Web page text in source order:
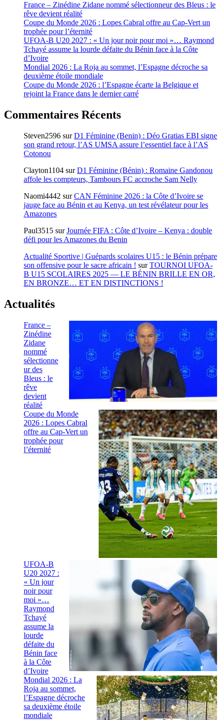
France – Zinédine Zidane nommé sélectionneur des Bleus : le
rêve devient réalité
Coupe du Monde 2026 : Lopes Cabral offre au Cap-Vert un
trophée pour l’éternité
UFOA-B U20 2027 : « Un jour noir pour moi »… Raymond
Tchayé assume la lourde défaite du Bénin face à la Côte
d’Ivoire
Mondial 2026 : La Roja au sommet, l’Espagne décroche sa
deuxième étoile mondiale
Coupe du Monde 2026 : l’Espagne écarte la Belgique et
rejoint la France dans le dernier carré
Commentaires Récents
Steven2596 surD1 Féminine (Benin) : Déo Gratias EBI signe
son grand retour, l’AS UMSA assure l’essentiel face à l’AS
Cotonou
Clayton1104 surD1 Féminine (Bénin) : Romaine Gandonou
affole les compteurs, Tambours FC accroche Sam Nelly
Naomi4442 surCAN Féminine 2026 : la Côte d’Ivoire se
jauge face au Bénin et au Kenya, un test révélateur pour les
Amazones
Paul3515 surJournée FIFA : Côte d’Ivoire – Kenya : double
défi pour les Amazones du Benin
Actualité Sportive | Guépards scolaires U15 : le Bénin prépare
son offensive pour le sacre africain ! surTOURNOI UFOA-
B U15 SCOLAIRES 2025 — LE BÉNIN BRILLE EN OR,
EN BRONZE… ET EN DISTINCTIONS !
Actualités
France –
Zinédine
Zidane
nommé
sélectionne
ur des
Bleus : le
rêve
devient
réalité
Coupe du Monde
2026 : Lopes Cabral
offre au Cap-Vert un
trophée pour
l’éternité
UFOA-B
U20 2027 :
« Un jour
noir pour
moi »…
Raymond
Tchayé
assume la
lourde
défaite du
Bénin face
à la Côte
d’Ivoire
Mondial 2026 : La
Roja au sommet,
l’Espagne décroche
sa deuxième étoile
mondiale